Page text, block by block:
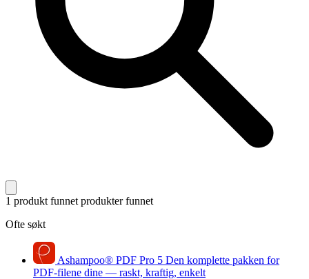
1 produkt funnet produkter funnet
Ofte søkt
Ashampoo® PDF Pro 5 Den komplette pakken for
PDF-filene dine — raskt, kraftig, enkelt